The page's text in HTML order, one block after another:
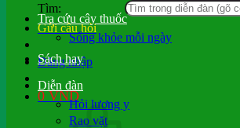
Tìm:
Gửi câu hỏi
Đăng nhập
0VND
Tra cứu cây thuốc
Sống khỏe mỗi ngày
Sách hay
Diễn đàn
Hỏi lương y
Rao vặt